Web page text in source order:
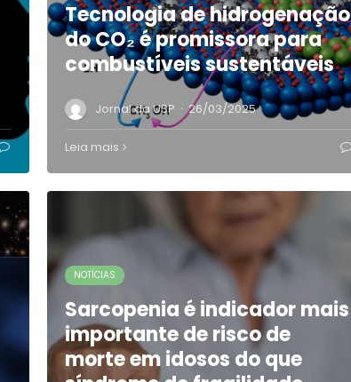
Tecnologia de hidrogenação
do CO₂ é promissora para
combustíveis sustentáveis
Jornal da USP · 26/03/2025
Leia mais
NOTÍCIAS
Sarcopenia é indicador mais
importante de risco de
morte em idosos do que